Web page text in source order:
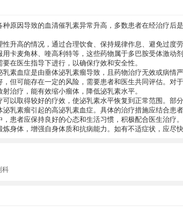
原因导致的血清催乳素异常升高，多数患者在经治疗后
升高的情况，通过合理饮食、保持规律作息、避免过度
卡麦角林、喹高利特等，这些药物属于多巴胺受体激动
在医生指导下进行，以确保疗效和安全性。
素血症是由垂体泌乳素瘤导致，且药物治疗无效或病情
但可能存在一定的风险，需要患者和医生共同评估。对
治疗，能有效缩小瘤体，降低泌乳素水平。
以取得较好的疗效，使泌乳素水平恢复到正常范围。部
乳素瘤引起的高泌乳素血症。具体的治疗措施应结合患
患者应保持良好的心态和生活习惯，积极配合医生治疗
身体，增强自身体质和抗病能力。如有不适症状，应尽
科